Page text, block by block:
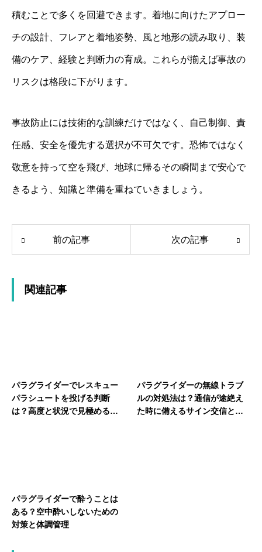
積むことで多くを回避できます。着地に向けたアプロー
チの設計、フレアと着地姿勢、風と地形の読み取り、装
備のケア、経験と判断力の育成。これらが揃えば事故の
リスクは格段に下がります。
事故防止には技術的な訓練だけではなく、自己制御、責
任感、安全を優先する選択が不可欠です。恐怖ではなく
敬意を持って空を飛び、地球に帰るその瞬間まで安心で
きるよう、知識と準備を重ねていきましょう。
前の記事 次の記事
関連記事
パラグライダーでレスキュー
パラシュートを投げる判断
は？高度と状況で見極める最
パラグライダーの無線トラブ
ルの対処法は？通信が途絶え
た時に備えるサイン交信と落
パラグライダーで酔うことは
ある？空中酔いしないための
対策と体調管理